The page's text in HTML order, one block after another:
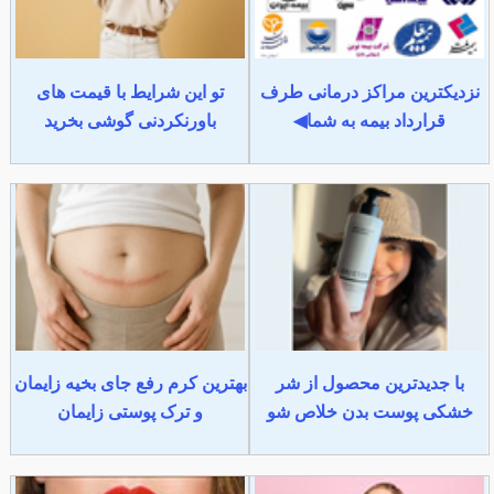
نزدیکترین مراکز درمانی طرف
قرارداد بیمه به شما◀
تو این شرایط با قیمت های
باورنکردنی گوشی بخرید
با جدیدترین محصول از شر
خشکی پوست بدن خلاص شو
بهترین کرم رفع جای بخیه زایمان
و ترک پوستی زایمان